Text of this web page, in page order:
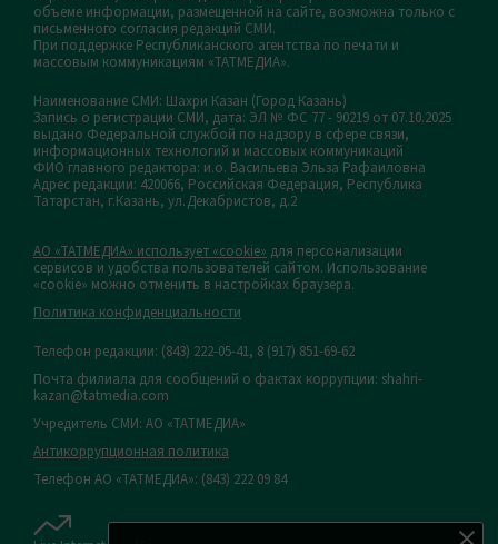
объеме информации, размещенной на сайте, возможна только с
письменного согласия редакций СМИ.
При поддержке Республиканского агентства по печати и
массовым коммуникациям «ТАТМЕДИА».
Наименование СМИ: Шахри Казан (Город Казань)
Запись о регистрации СМИ, дата: ЭЛ № ФС 77 - 90219 от 07.10.2025
выдано Федеральной службой по надзору в сфере связи,
информационных технологий и массовых коммуникаций
ФИО главного редактора: и.о. Васильева Эльза Рафаиловна
Адрес редакции: 420066, Российская Федерация, Республика
Татарстан, г.Казань, ул.Декабристов, д.2
АО «ТАТМЕДИА» использует «cookie» для персонализации
сервисов и удобства пользователей сайтом. Использование
«cookie» можно отменить в настройках браузера.
Политика конфиденциальности
Телефон редакции: (843) 222-05-41, 8 (917) 851-69-62
Почта филиала для сообщений о фактах коррупции: shahri-
kazan@tatmedia.com
Учредитель СМИ: АО «ТАТМЕДИА»
Антикоррупционная политика
Телефон АО «ТАТМЕДИА»: (843) 222 09 84